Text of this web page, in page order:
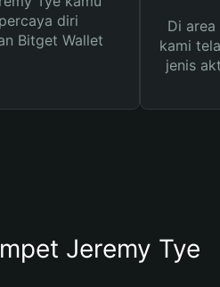
diri
Bitget Wallet
Di
kami
jenis
Jeremy Tye